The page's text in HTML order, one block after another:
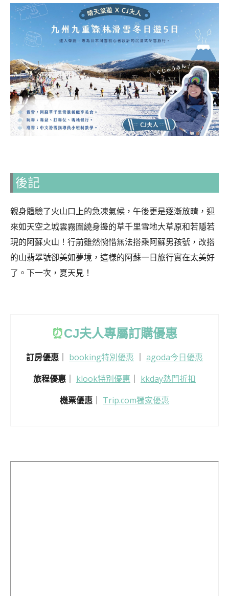
後記
親身體驗了火山口上的急凍氣候，午後更是逐漸放晴，迎
來如天空之城雲霧圍繞身邊的草千里雪地大草原和若隱若
現的阿蘇火山！行前雖然惋惜無法搭乘阿蘇男孩號，改搭
的山翡翠號卻美如夢境，這樣的阿蘇一日旅行實在太美好
了。下一次，夏天見！
⏰CJ夫人專屬訂購優惠
訂房優惠 booking特別優惠
agoda今日優惠
旅程優惠
klook特別優惠
kkday熱門折扣
機票優惠 ｜ Trip.com獨家優惠